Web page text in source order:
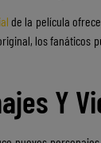
de la película
los fanáticos
Y